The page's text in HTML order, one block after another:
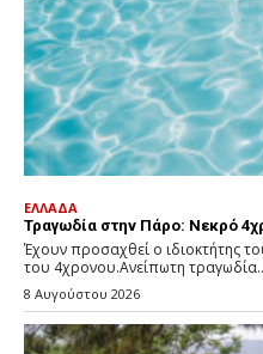
ΕΛΛΑΔΑ
Τραγωδία στην Πάρο: Νεκρό
Έχουν προσαχθεί ο ιδιοκτήτης
του 4χρονου.Ανείπωτη
8 Αυγούστου 2026